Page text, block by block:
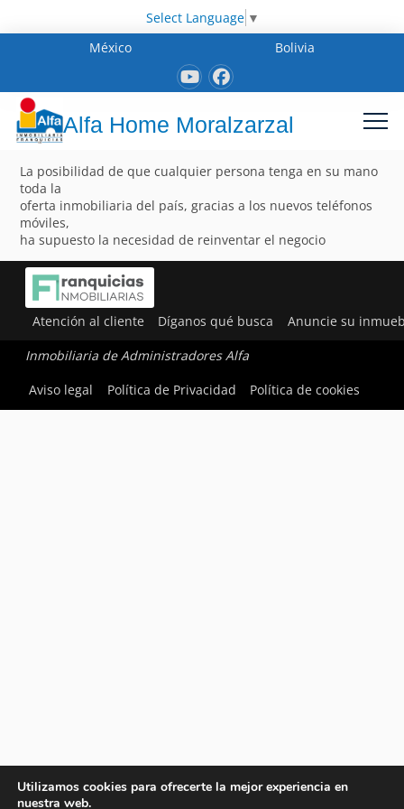
Select Language ▼
México
Bolivia
Alfa Home Moralzarzal
La posibilidad de que cualquier persona tenga en su mano
toda la
oferta inmobiliaria del país, gracias a los nuevos teléfonos
móviles,
ha supuesto la necesidad de reinventar el negocio
Atención al cliente Díganos qué busca Anuncie su
Inmobiliaria de Administradores Alfa
Aviso legal
Política de Privacidad Política de cookies
Utilizamos cookies para ofrecerte la mejor experiencia en
nuestra web.